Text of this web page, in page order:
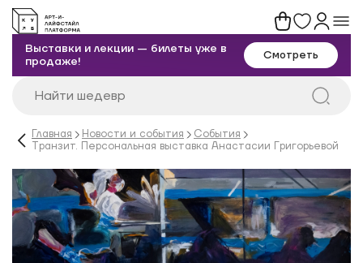
Выставки и лекции — билеты уже в
продаже!
Смотреть
Главная Новости и события
События
Транзит. Персональная выставка Анастасии Григорьевой